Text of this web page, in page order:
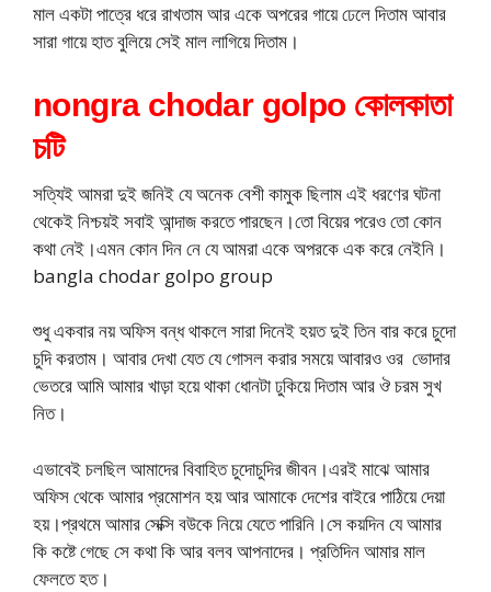
মাল একটা পাত্রে ধরে রাখতাম আর একে অপরের গায়ে ঢেলে দিতাম আবার
সারা গায়ে হাত বুলিয়ে সেই মাল লাগিয়ে দিতাম।
nongra chodar golpo কোলকাতা
চটি
সত্যিই আমরা দুই জনিই যে অনেক বেশী কামুক ছিলাম এই ধরণের ঘটনা
থেকেই নিশ্চয়ই সবাই আন্দাজ করতে পারছেন।তো বিয়ের পরেও তো কোন
কথা নেই।এমন কোন দিন নে যে আমরা একে অপরকে এক করে নেইনি।
bangla chodar golpo group
শুধু একবার নয় অফিস বন্ধ থাকলে সারা দিনেই হয়ত দুই তিন বার করে চুদো
চুদি করতাম। আবার দেখা যেত যে গোসল করার সময়ে আবারও ওর ভোদার
ভেতরে আমি আমার খাড়া হয়ে থাকা ধোনটা ঢুকিয়ে দিতাম আর ঔ চরম সুখ
নিত।
এভাবেই চলছিল আমাদের বিবাহিত চুদোচুদির জীবন।এরই মাঝে আমার
অফিস থেকে আমার প্রমোশন হয় আর আমাকে দেশের বাইরে পাঠিয়ে দেয়া
হয়।প্রথমে আমার সেক্সি বউকে নিয়ে যেতে পারিনি।সে কয়দিন যে আমার
কি কষ্টে গেছে সে কথা কি আর বলব আপনাদের। প্রতিদিন আমার মাল
ফেলতে হত।